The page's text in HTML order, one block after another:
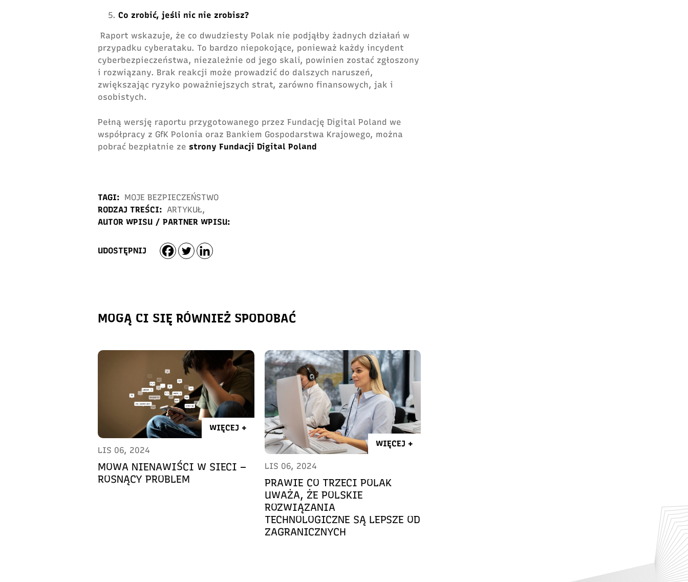
Co zrobić, jeśli nic nie zrobisz?
Raport wskazuje, że co dwudziesty Polak nie podjąłby żadnych działań w
przypadku cyberataku. To bardzo niepokojące, ponieważ każdy incydent
cyberbezpieczeństwa, niezależnie od jego skali, powinien zostać zgłoszony
i rozwiązany. Brak reakcji może prowadzić do dalszych naruszeń,
zwiększając ryzyko poważniejszych strat, zarówno finansowych, jak i
osobistych.
Pełną wersję raportu przygotowanego przez Fundację Digital Poland we
współpracy z GfK Polonia oraz Bankiem Gospodarstwa Krajowego, można
pobrać bezpłatnie ze strony Fundacji Digital Poland
TAGI: MOJE BEZPIECZEŃSTWO
RODZAJ TREŚCI: ARTYKUŁ,
AUTOR WPISU / PARTNER WPISU:
UDOSTĘPNIJ
MOGĄ CI SIĘ RÓWNIEŻ SPODOBAĆ
WIĘCEJ +
LIS 06, 2024
MOWA NIENAWIŚCI W SIECI –
ROSNĄCY PROBLEM
WIĘCEJ +
LIS 06, 2024
PRAWIE CO TRZECI POLAK
UWAŻA, ŻE POLSKIE
ROZWIĄZANIA
TECHNOLOGICZNE SĄ LEPSZE OD
ZAGRANICZNYCH